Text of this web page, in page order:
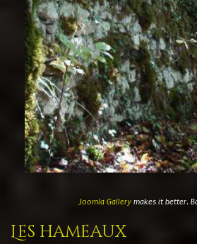
Joomla Gallerymakes it better.
Les hameaux